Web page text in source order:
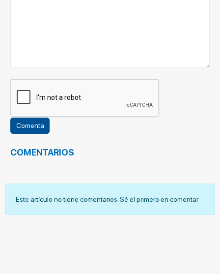
COMENTARIOS
Este artículo no tiene comentarios. Sé el primero en comentar